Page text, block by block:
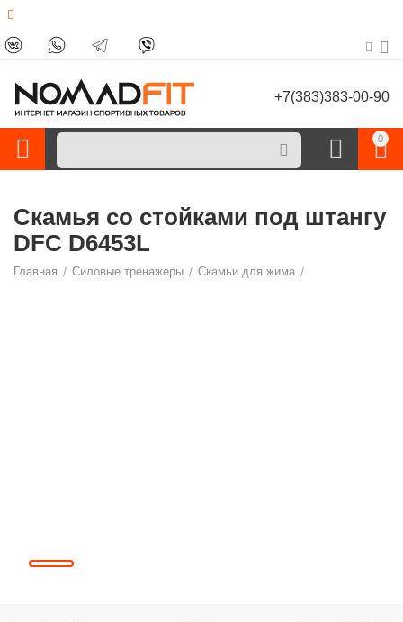
+7(383)383-00-90
0
Скамья со стойками под штангу
DFC D6453L
Главная / Силовые тренажеры / Скамьи для жима /